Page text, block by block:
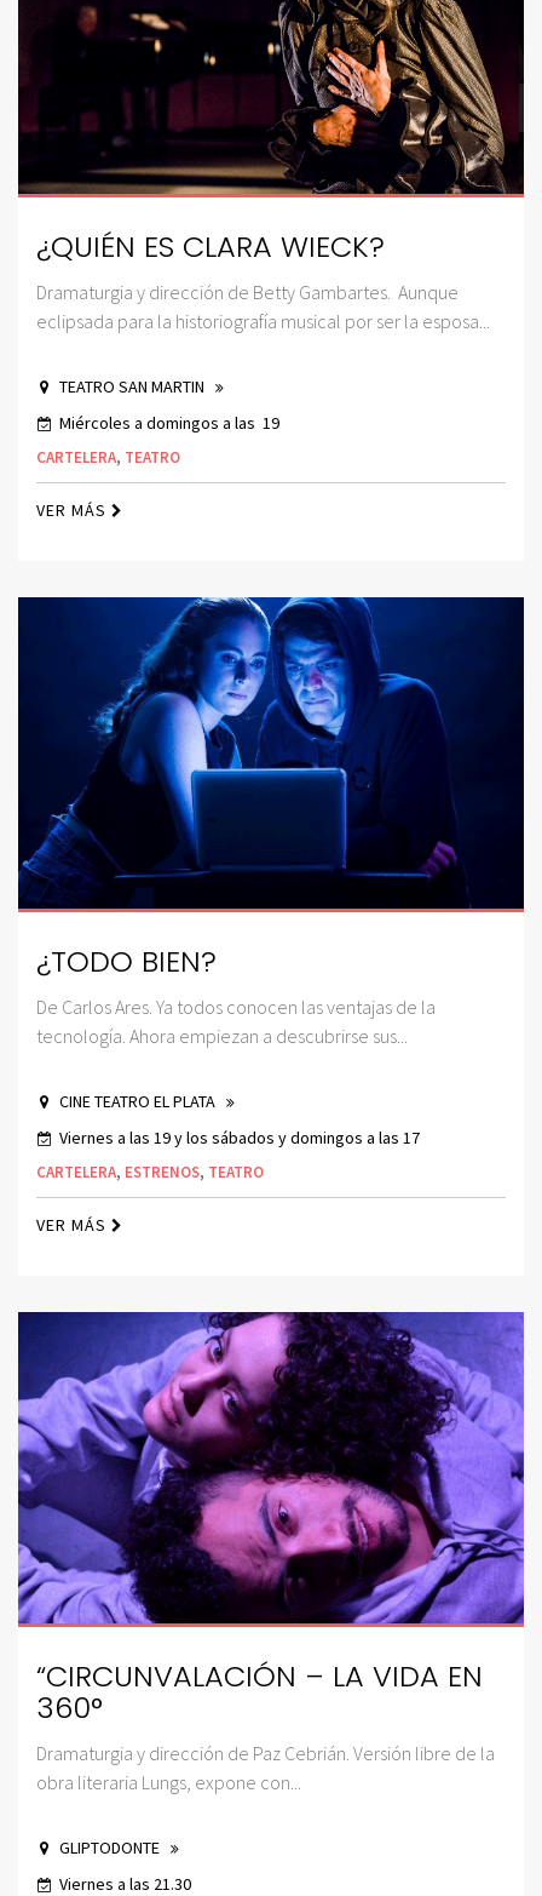
¿QUIÉN ES CLARA WIECK?
Dramaturgia y dirección de Betty Gambartes. Aunque
eclipsada para la historiografía musical por ser la esposa...
TEATRO SAN MARTIN
Miércoles a domingos a las 19
CARTELERA, TEATRO
VER MÁS
¿TODO BIEN?
De Carlos Ares. Ya todos conocen las ventajas de la
tecnología. Ahora empiezan a descubrirse sus...
CINE TEATRO EL PLATA
Viernes a las 19 y los sábados y domingos a las 17
CARTELERA, ESTRENOS, TEATRO
VER MÁS
“CIRCUNVALACIÓN – LA VIDA EN
360°
Dramaturgia y dirección de Paz Cebrián. Versión libre de la
obra literaria Lungs, expone con...
GLIPTODONTE
Viernes a las 21.30